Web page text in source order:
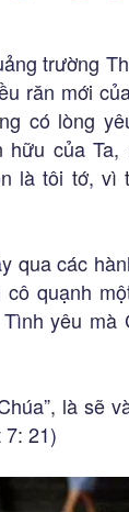
trường
răn mới
có lòng
của
là tôi tớ, vì
qua các
quạnh
yêu mà
là sẽ
21)